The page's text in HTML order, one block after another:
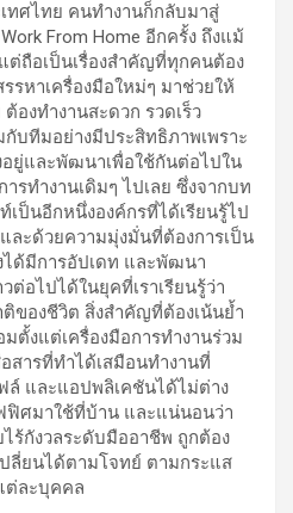
ทศไทย คนทำงานก็กลับมาสู่
From Home อีกครั้ง ถึงแม้
ต่ถือเป็นเรื่องสำคัญที่ทุกคนต้อง
หาเครื่องมือใหม่ๆ มาช่วยให้
ต้องทำงานสะดวก รวดเร็ว
บทีมอย่างมีประสิทธิภาพเพราะ
อยู่และพัฒนาเพื่อใช้กันต่อไปใน
รทำงานเดิมๆ ไปเลย ซึ่งจากบท
เป็นอีกหนึ่งองค์กรที่ได้เรียนรู้ไป
ะด้วยความมุ่งมั่นที่ต้องการเป็น
ได้มีการอัปเดท และพัฒนา
อไปได้ในยุคที่เราเรียนรู้ว่า
ของชีวิต สิ่งสำคัญที่ต้องเน้นย้ำ
ตั้งแต่เครื่องมือการทำงานร่วม
ารที่ทำได้เสมือนทำงานที่
ล์ และแอปพลิเคชันได้ไม่ต่าง
ฟิศมาใช้ที่บ้าน และแน่นอนว่า
ร้กังวลระดับมืออาชีพ ถูกต้อง
ลี่ยนได้ตามโจทย์ ตามกระแส
ต่ละบุคคล